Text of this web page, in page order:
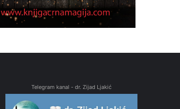
Telegram kanal - dr. Zijad Ljakić